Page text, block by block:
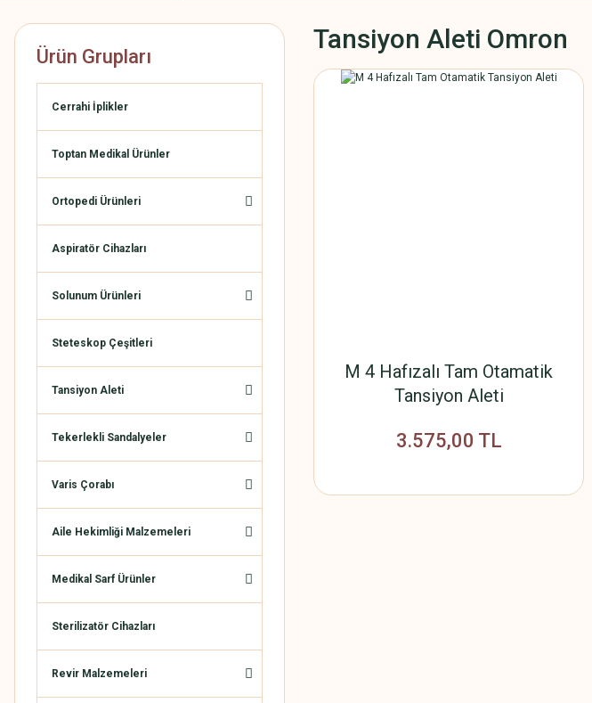
Ürün Grupları
Cerrahi İplikler
Toptan Medikal Ürünler
Ortopedi Ürünleri
Aspiratör Cihazları
Solunum Ürünleri
Steteskop Çeşitleri
Tansiyon Aleti
Tekerlekli Sandalyeler
Varis Çorabı
Aile Hekimliği Malzemeleri
Medikal Sarf Ürünler
Sterilizatör Cihazları
Revir Malzemeleri
Tansiyon Aleti Omron
M 4 Hafızalı Tam Otamatik
Tansiyon Aleti
3.575,00 TL